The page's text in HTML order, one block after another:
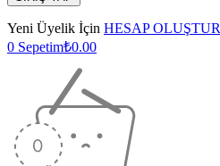
Yeni Üyelik İçin HESAP OLUŞTUR
0 Sepetim₺0.00